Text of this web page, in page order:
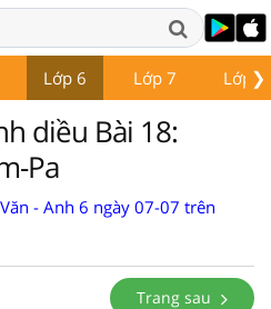
❯
Lớp 6 Lớp 7 Lớp 8
diều Bài 18:
Pa
- Anh 6 ngày 07-07 trên
Trang sau